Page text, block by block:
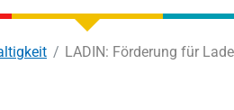
LADIN: Förderung für